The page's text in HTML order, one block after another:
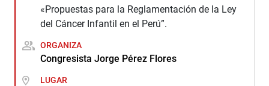
«Propuestas para la Reglamentación de la Ley
del Cáncer Infantil en el Perú”.
ORGANIZA
Congresista Jorge Pérez Flores
LUGAR